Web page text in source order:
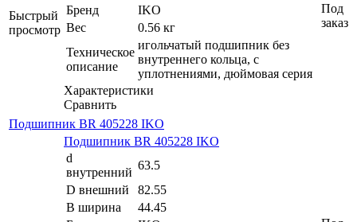
Быстрый
просмотр
Бренд
IKO
Вес
0.56 кг
Техническое
описание
игольчатый подшипник без
внутреннего кольца, с
уплотнениями, дюймовая серия
Характеристики
Сравнить
Под
заказ
Подшипник BR 405228 IKO
Подшипник BR 405228 IKO
d
внутренний
63.5
D внешний
82.55
B ширина
44.45